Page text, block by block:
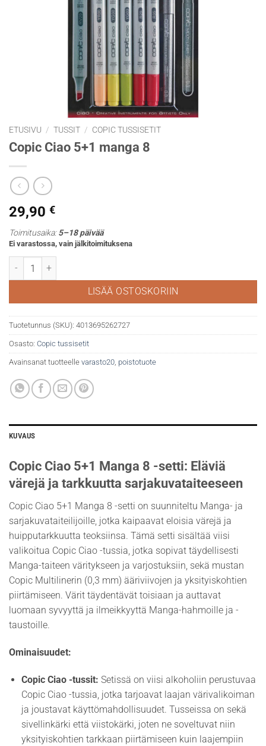
ETUSIVU / TUSSIT / COPIC TUSSISETIT
Copic Ciao 5+1 manga 8
29,90 €
Toimitusaika:5–18 päivää
Ei varastossa, vain jälkitoimituksena
Copic Ciao 5+1 manga 8 määrä
LISÄÄ OSTOSKORIIN
Tuotetunnus (SKU): 4013695262727
Osasto: Copic tussisetit
Avainsanat tuotteelle varasto20, poistotuote
KUVAUS
Copic Ciao 5+1 Manga 8 -setti: Eläviä
värejä ja tarkkuutta sarjakuvataiteeseen
Copic Ciao 5+1 Manga 8 -setti on suunniteltu Manga- ja
sarjakuvataiteilijoille, jotka kaipaavat eloisia värejä ja
huipputarkkuutta teoksiinsa. Tämä setti sisältää viisi
valikoitua Copic Ciao -tussia, jotka sopivat täydellisesti
Manga-taiteen väritykseen ja varjostuksiin, sekä mustan
Copic Multilinerin (0,3 mm) ääriviivojen ja yksityiskohtien
piirtämiseen. Värit täydentävät toisiaan ja auttavat
luomaan syvyyttä ja ilmeikkyyttä Manga-hahmoille ja -
taustoille.
Ominaisuudet:
Copic Ciao -tussit: Setissä on viisi alkoholiin perustuvaa
Copic Ciao -tussia, jotka tarjoavat laajan värivalikoiman
ja joustavat käyttömahdollisuudet. Tusseissa on sekä
sivellinkärki että viistokärki, joten ne soveltuvat niin
yksityiskohtien tarkkaan piirtämiseen kuin laajempiin